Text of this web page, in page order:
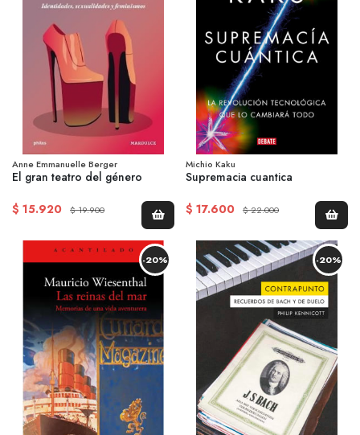
Anne Emmanuelle Berger
El gran teatro del género
$ 15.920
$ 19.900
Michio Kaku
Supremacia cuantica
$ 17.600
$ 22.000
-20% -20%